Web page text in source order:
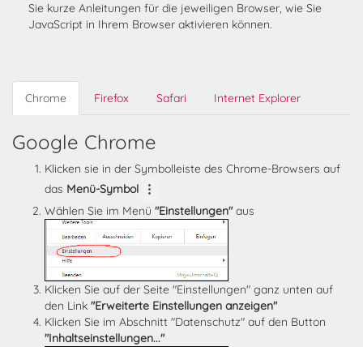
Sie kurze Anleitungen für die jeweiligen Browser, wie Sie
JavaScript in Ihrem Browser aktivieren können.
Chrome Firefox Safari Internet Explorer
Google Chrome
Klicken sie in der Symbolleiste des Chrome-Browsers auf
das Menü-Symbol
Wählen Sie im Menü "Einstellungen"aus
Klicken Sie auf der Seite "Einstellungen" ganz unten auf
den Link "Erweiterte Einstellungen anzeigen"
Klicken Sie im Abschnitt "Datenschutz" auf den Button
"Inhaltseinstellungen..."